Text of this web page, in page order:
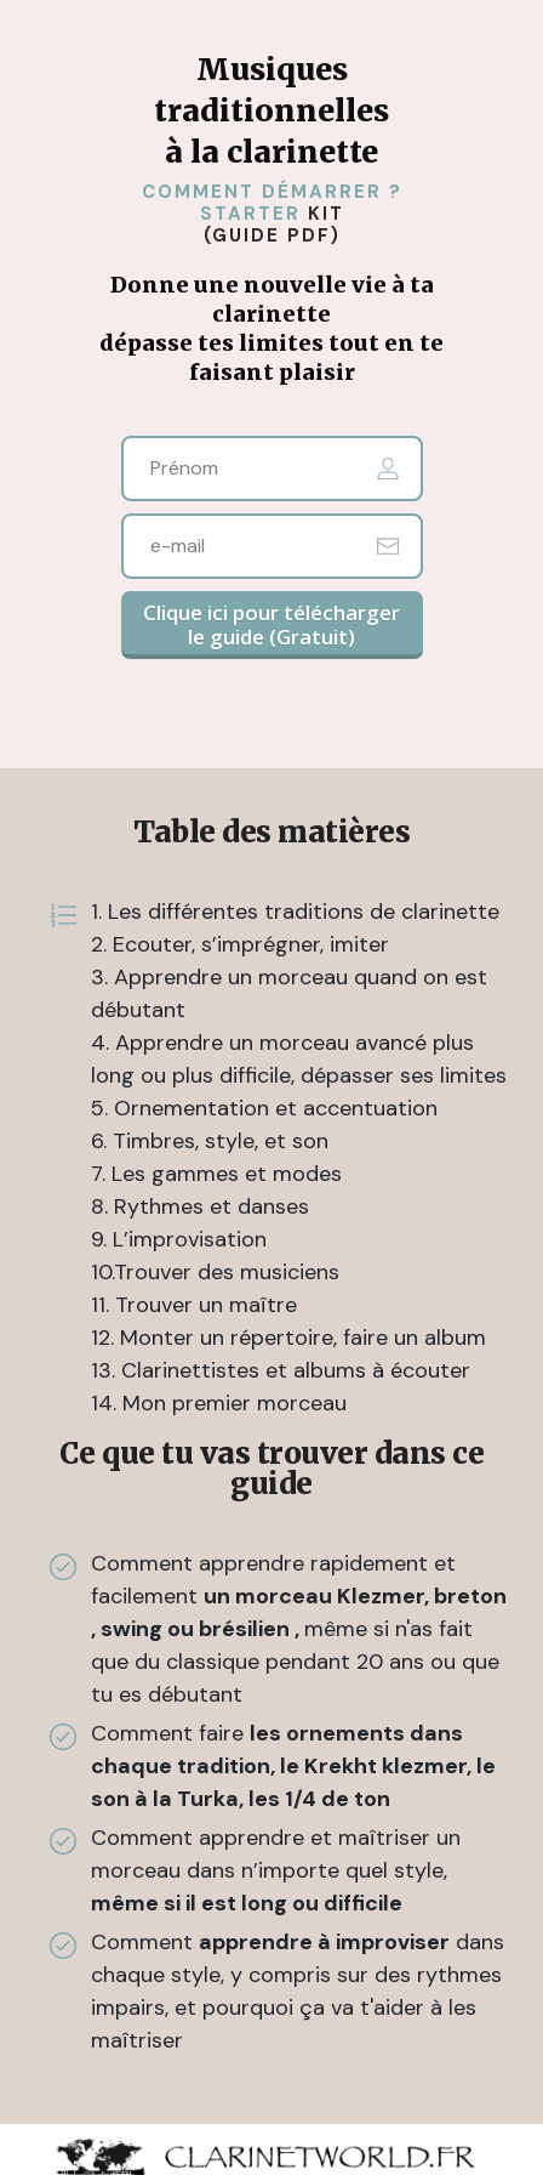
Musiques
traditionnelles
à la clarinette
COMMENT DÉMARRER ?
STARTER KIT
(GUIDE PDF)
Donne une nouvelle vie à ta
clarinette
dépasse tes limites tout en te
faisant plaisir
Clique ici pour télécharger
le guide (Gratuit)
Table des matières
1. Les différentes traditions de clarinette
2. Ecouter, s’imprégner, imiter
3. Apprendre un morceau quand on est
débutant
4. Apprendre un morceau avancé plus
long ou plus difficile, dépasser ses limites
5. Ornementation et accentuation
6. Timbres, style, et son
7. Les gammes et modes
8. Rythmes et danses
9. L’improvisation
10.Trouver des musiciens
11. Trouver un maître
12. Monter un répertoire, faire un album
13. Clarinettistes et albums à écouter
14. Mon premier morceau
Ce que tu vas trouver dans ce
guide
Comment apprendre rapidement et
facilement un morceau Klezmer, breton
, swing ou brésilien , même si n'as fait
que du classique pendant 20 ans ou que
tu es débutant
Comment faire les ornements dans
chaque tradition, le Krekht klezmer, le
son à la Turka, les 1/4 de ton
Comment apprendre et maîtriser un
morceau dans n’importe quel style,
même si il est long ou difficile
Comment apprendre à improviser dans
chaque style, y compris sur des rythmes
impairs, et pourquoi ça va t'aider à les
maîtriser